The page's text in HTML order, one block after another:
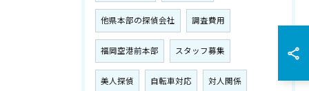
他県本部の探偵会社 調査費用
福岡空港前本部 スタッフ募集
美人探偵 自転車対応 対人関係